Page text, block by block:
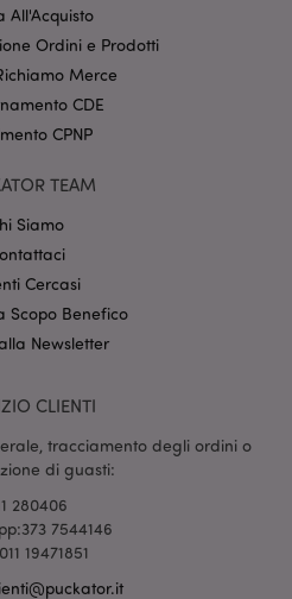
All'Acquisto
Ordini e Prodotti
Merce
CDE
CPNP
TEAM
Siamo
Cercasi
Scopo Benefico
Newsletter
CLIENTI
tracciamento degli ordini o
di guasti:
280406
7544146
19471851
Dominio
di Google